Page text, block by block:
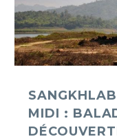
sur
le
lac
et
temple
immergé
MIDI :